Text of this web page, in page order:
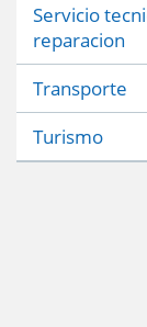
Servicio
reparacion
Transporte
Turismo